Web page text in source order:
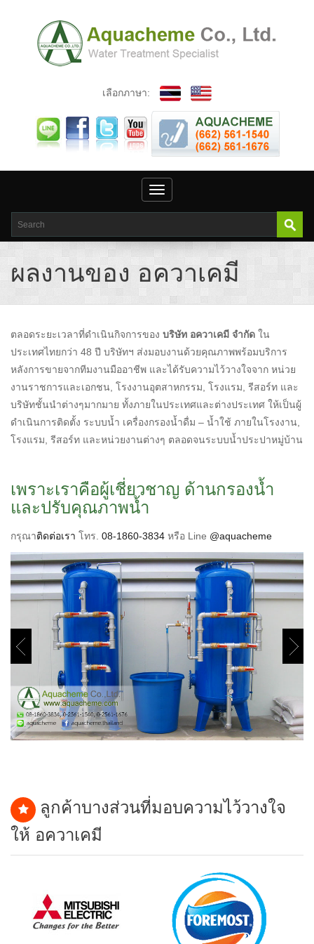
เลือกภาษา:
Toggle
navigation
ผลงานของ อควาเคมี
ตลอดระยะเวลาที่ดำเนินกิจการของ บริษัท อควาเคมี จำกัด ใน
ประเทศไทยกว่า 48 ปี บริษัทฯ ส่งมอบงานด้วยคุณภาพพร้อมบริการ
หลังการขายจากทีมงานมืออาชีพ และได้รับความไว้วางใจจาก หน่วย
งานราชการและเอกชน, โรงงานอุตสาหกรรม, โรงแรม, รีสอร์ท และ
บริษัทชั้นนำต่างๆมากมาย ทั้งภายในประเทศและต่างประเทศ ให้เป็นผู้
ดำเนินการติดตั้ง ระบบน้ำ เครื่องกรองน้ำดื่ม – น้ำใช้ ภายในโรงงาน,
โรงแรม, รีสอร์ท และหน่วยงานต่างๆ ตลอดจนระบบน้ำประปาหมู่บ้าน
เพราะเราคือผู้เชี่ยวชาญ ด้านกรองน้ำ
และปรับคุณภาพน้ำ
กรุณาติดต่อเรา โทร. 08-1860-3834 หรือ Line @aquacheme
ลูกค้าบางส่วนที่มอบความไว้วางใจ
ให้ อควาเคมี